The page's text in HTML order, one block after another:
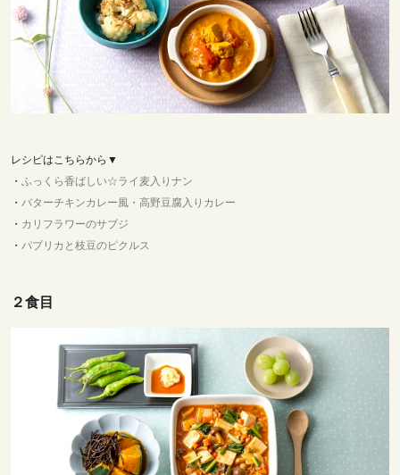
レシピはこちらから▼
・ ふっくら香ばしい☆ライ麦入りナン
・ バターチキンカレー風・高野豆腐入りカレー
・ カリフラワーのサブジ
・ パプリカと枝豆のピクルス
２食目